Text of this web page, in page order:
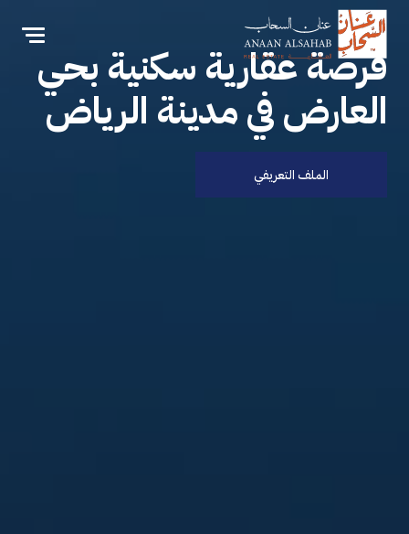
فرصة عقارية سكنية بحي
العارض في مدينة الرياض
الملف التعريفي